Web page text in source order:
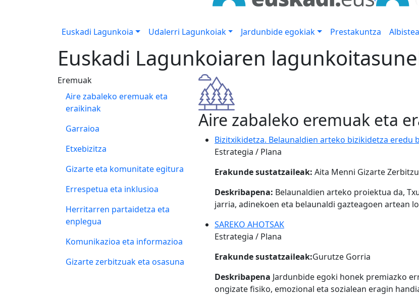
Euskadi Lagunkoia Udalerri Lagunkoiak Jardunbide egokiak Prestakuntza
Euskadi Lagunkoiaren
Eremuak
Aire zabaleko eremuak eta
eraikinak
Garraioa
Etxebizitza
Gizarte eta komunitate egitura
Errespetua eta inklusioa
Herritarren partaidetza eta
enplegua
Komunikazioa eta informazioa
Gizarte zerbitzuak eta osasuna
Aire zabaleko eremuak eta
Bizitxikidetza. Belaunaldien arteko bizikidetza eredu
Estrategia / Plana
Erakunde sustatzaileak: Aita Menni Gizarte
Deskribapena: Belaunaldien arteko proiektua da,
jarria, adinekoen eta belaunaldi gazteagoen artean
SAREKO AHOTSAK
Estrategia / Plana
Erakunde sustatzaileak:Gurutze Gorria
Deskribapena Jardunbide egoki honek premiazko
ongizate fisiko, emozional eta sozialean eragin